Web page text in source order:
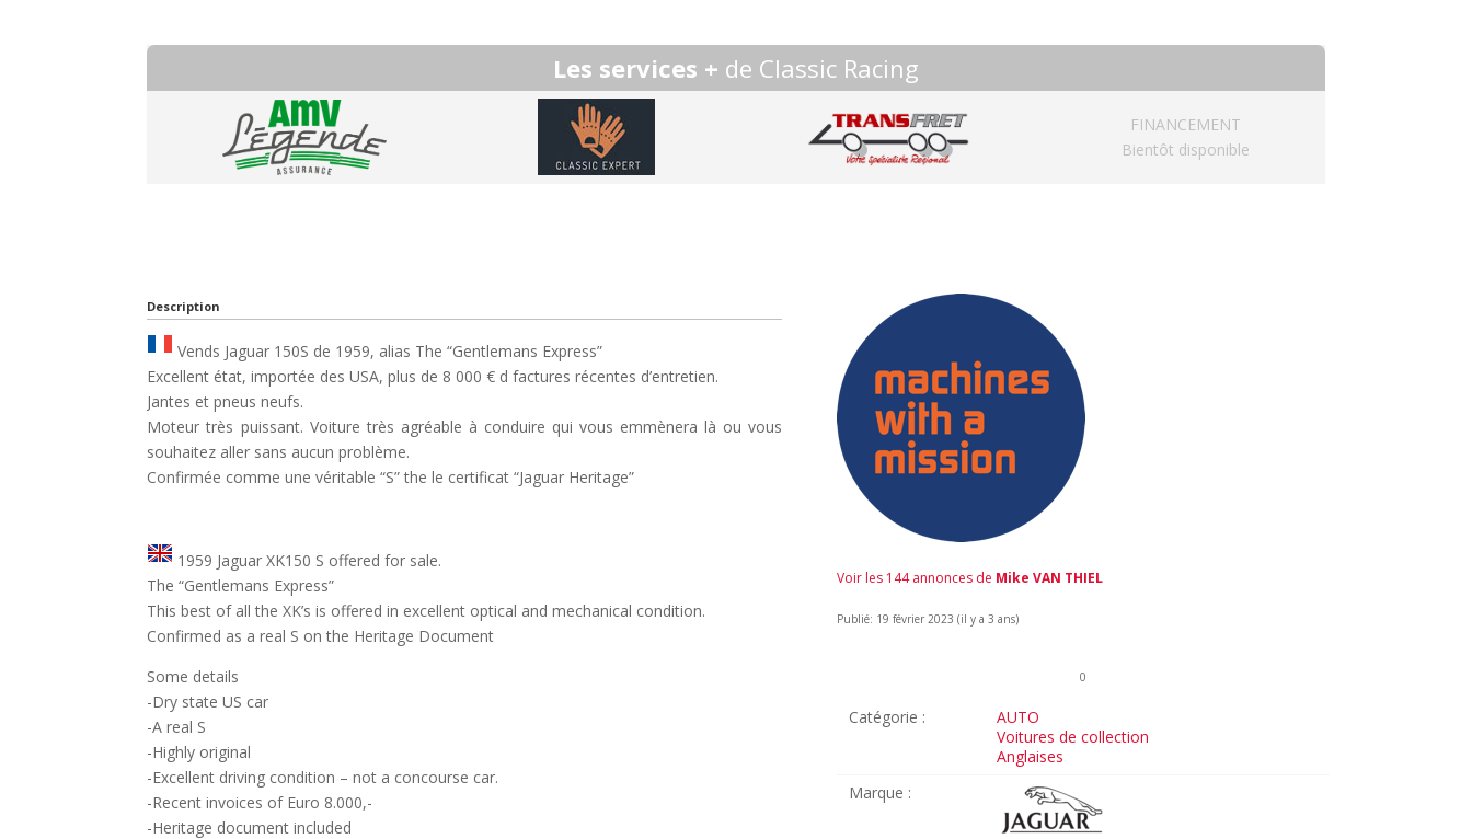
Les services + de Classic Racing
FINANCEMENT
Bientôt disponible
Description
Vends Jaguar 150S de 1959, alias The “Gentlemans Express”
Excellent état, importée des USA, plus de 8 000 € d factures récentes d’entretien.
Jantes et pneus neufs.
Moteur très puissant. Voiture très agréable à conduire qui vous emmènera là ou vous
souhaitez aller sans aucun problème.
Confirmée comme une véritable “S” the le certificat “Jaguar Heritage”
1959 Jaguar XK150 S offered for sale.
The “Gentlemans Express”
This best of all the XK’s is offered in excellent optical and mechanical condition.
Confirmed as a real S on the Heritage Document
Some details
-Dry state US car
-A real S
-Highly original
-Excellent driving condition – not a concourse car.
-Recent invoices of Euro 8.000,-
-Heritage document included
Voir les 144 annonces de Mike VAN THIEL
Publié: 19 février 2023 (il y a 3 ans)
0
Catégorie :
AUTO
Voitures de collection
Anglaises
Marque :